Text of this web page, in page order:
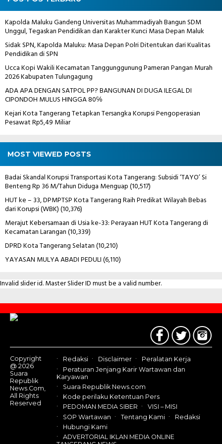
Kapolda Maluku Gandeng Universitas Muhammadiyah Bangun SDM
Unggul, Tegaskan Pendidikan dan Karakter Kunci Masa Depan Maluk
Sidak SPN, Kapolda Maluku: Masa Depan Polri Ditentukan dari Kualitas
Pendidikan di SPN
Ucca Kopi Wakili Kecamatan Tanggunggunung Pameran Pangan Murah
2026 Kabupaten Tulungagung
ADA APA DENGAN SATPOL PP? BANGUNAN DI DUGA ILEGAL DI
CIPONDOH MULUS HINGGA 80℅
Kejari Kota Tangerang Tetapkan Tersangka Korupsi Pengoperasian
Pesawat Rp5,49 Miliar
MOST VIEWED POSTS
Badai Skandal Korupsi Transportasi Kota Tangerang: Subsidi ‘TAYO’ Si
Benteng Rp 36 M/Tahun Diduga Menguap(10,517)
HUT ke – 33, DPMPTSP Kota Tangerang Raih Predikat Wilayah Bebas
dari Korupsi (WBK)(10,376)
Merajut Kebersamaan di Usia ke-33: Perayaan HUT Kota Tangerang di
Kecamatan Larangan(10,339)
DPRD Kota Tangerang Selatan(10,210)
YAYASAN MULYA ABADI PEDULI(6,110)
Invalid slider id. Master Slider ID must be a valid number.
Contact
Us
Copyright
@ 2026
Suara
Republik
News.Com,
All Rights
Reserved
Redaksi Disclaimer
Peralatan Kerja
Peraturan Jenjang Karir Wartawan dan
Karyawan
Suara Republik News.com
Kode perilaku Ketentuan Pers
PEDOMAN MEDIA SIBER
VISI – MISI
SOP Wartawan
Tentang Kami
Redaksi
Hubungi Kami
ADVERTORIAL IKLAN MEDIA ONLINE